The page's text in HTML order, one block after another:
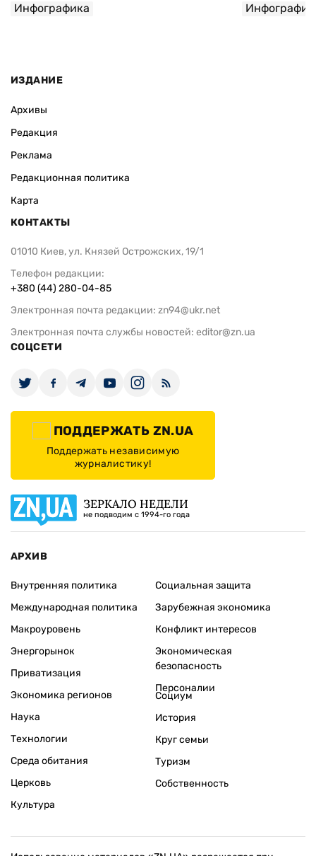
Инфографика
ИЗДАНИЕ
Архивы
Редакция
Реклама
Редакционная политика
Карта
КОНТАКТЫ
01010 Киев, ул. Князей Острожских, 19/1
Телефон редакции:
+380 (44) 280-04-85
Электронная почта редакции: zn94@ukr.net
Электронная почта службы новостей: editor@zn.ua
СОЦСЕТИ
ПОДДЕРЖАТЬ ZN.UA
Поддержать независимую
журналистику!
ЗЕРКАЛО НЕДЕЛИ
не подводим с 1994-го года
АРХИВ
Внутренняя политика
Международная политика
Макроуровень
Энергорынок
Приватизация
Экономика регионов
Социальная защита
Зарубежная экономика
Конфликт интересов
Экономическая
безопасность
Персоналии
Наука
Технологии
Среда обитания
Церковь
Культура
Социум
История
Круг семьи
Туризм
Собственность